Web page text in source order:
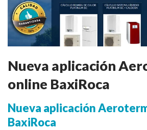
Nueva aplicación
online BaxiRoca
Nueva aplicación
BaxiRoca